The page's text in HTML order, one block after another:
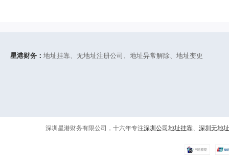
星港财务： 地址挂靠、无地址注册公司、地址异常解除、地址变更
深圳星港财务有限公司，十六年专注深圳公司地址挂靠、 深圳无地